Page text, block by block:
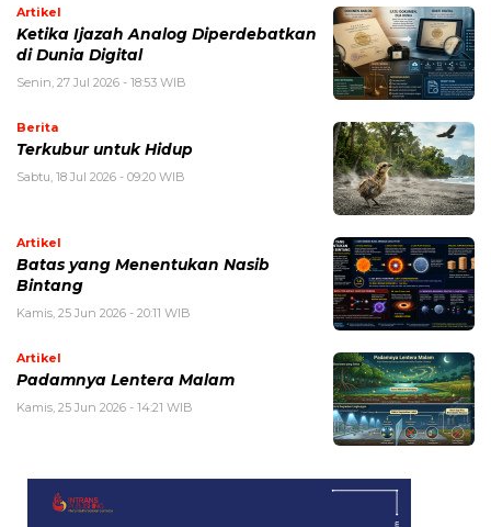
Artikel
Ketika Ijazah Analog Diperdebatkan
di Dunia Digital
Senin, 27 Jul 2026 - 18:53 WIB
Berita
Terkubur untuk Hidup
Sabtu, 18 Jul 2026 - 09:20 WIB
Artikel
Batas yang Menentukan Nasib
Bintang
Kamis, 25 Jun 2026 - 20:11 WIB
Artikel
Padamnya Lentera Malam
Kamis, 25 Jun 2026 - 14:21 WIB